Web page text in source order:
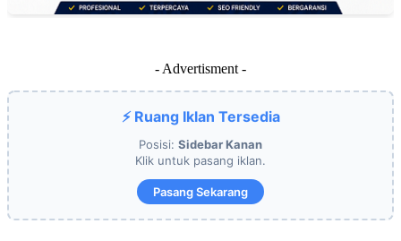
- Advertisment -
⚡ Ruang Iklan Tersedia
Posisi: Sidebar Kanan
Klik untuk pasang iklan.
Pasang Sekarang